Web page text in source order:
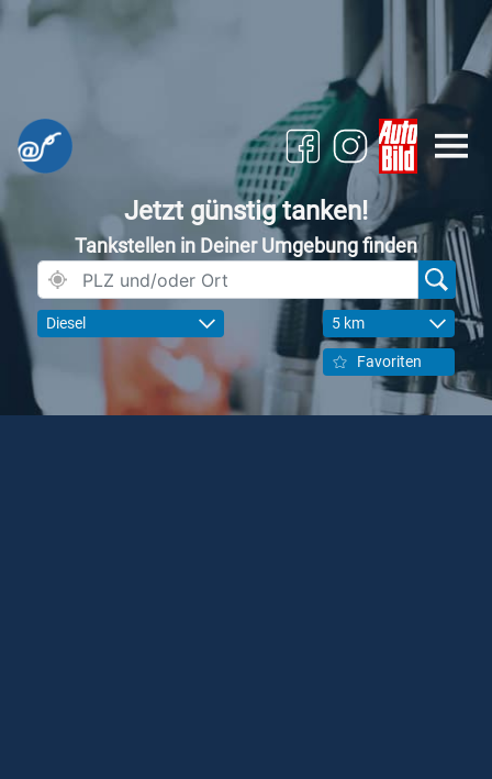
Jetzt günstig tanken!
Tankstellen in Deiner Umgebung finden
Diesel 5 km
Favoriten